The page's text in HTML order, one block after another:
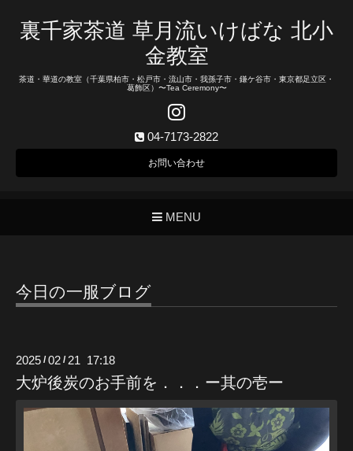
裏千家茶道 草月流いけばな 北小
金教室
茶道・華道の教室（千葉県柏市・松戸市・流山市・我孫子市・鎌ケ谷市・東京都足立区・
葛飾区）〜Tea Ceremony〜
04-7173-2822
お問い合わせ
MENU
今日の一服ブログ
2025 /02 / 21 17:18
大炉後炭のお手前を．．．ー其の壱ー